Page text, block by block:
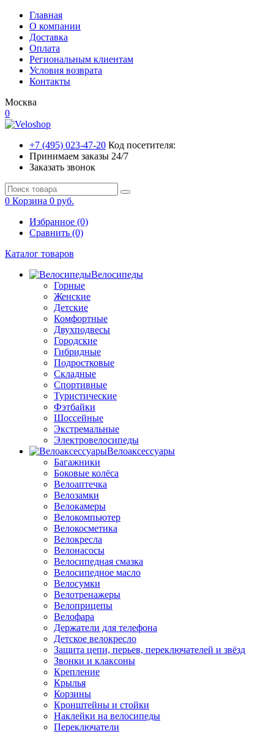
Главная
О компании
Доставка
Оплата
Региональным клиентам
Условия возврата
Контакты
Москва
0
+7 (495) 023-47-20 Код посетителя:
Принимаем заказы 24/7
Заказать звонок
0 Корзина 0 руб.
Избранное (0)
Сравнить (0)
Каталог товаров
Велосипеды
Горные
Женские
Детские
Комфортные
Двухподвесы
Городские
Гибридные
Подростковые
Складные
Спортивные
Туристические
Фэтбайки
Шоссейные
Экстремальные
Электровелосипеды
Велоаксессуары
Багажники
Боковые колёса
Велоаптечка
Велозамки
Велокамеры
Велокомпьютер
Велокосметика
Велокресла
Велонасосы
Велосипедная смазка
Велосипедное масло
Велосумки
Велотренажеры
Велоприцепы
Велофара
Держатели для телефона
Детское велокресло
Защита цепи, перьев, переключателей и звёзд
Звонки и клаксоны
Крепление
Крылья
Корзины
Кронштейны и стойки
Наклейки на велосипеды
Переключатели